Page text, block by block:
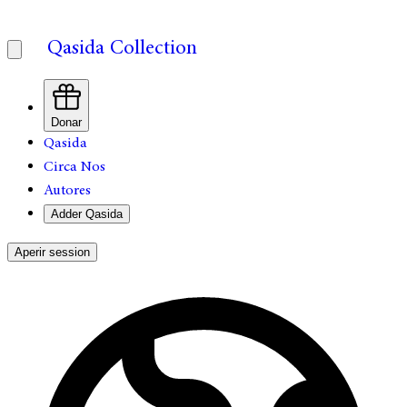
Qasida Collection
Donar
Qasida
Circa Nos
Autores
Adder Qasida
Aperir session